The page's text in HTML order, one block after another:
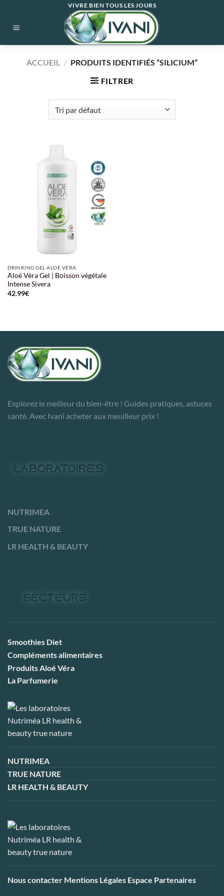
contenu
VIVRE BIEN TOUS LES JOURS
ACCUEIL / PRODUITS IDENTIFIÉS “SILICIUM”
FILTRER
DRINKING GEL ALOÉ VÉRA
Aloé Véra Gel | Boisson végétale
Intense Sivera
42.99€
Explorez le meilleur du bien-être ! Guides pratiques, astuces
santé. Avec Ivani acheter aux meuilleur prix !
NUTRIMEA
TRUE NATURE
LR HEALTH & BEAUTY
Smoothies Diet
Compléments alimentaires
Produits Aloé Véra
La Parfumerie
NUTRIMEA
TRUE NATURE
LR HEALTH & BEAUTY
Nous contacter Mentions Légales Espace Partenaires